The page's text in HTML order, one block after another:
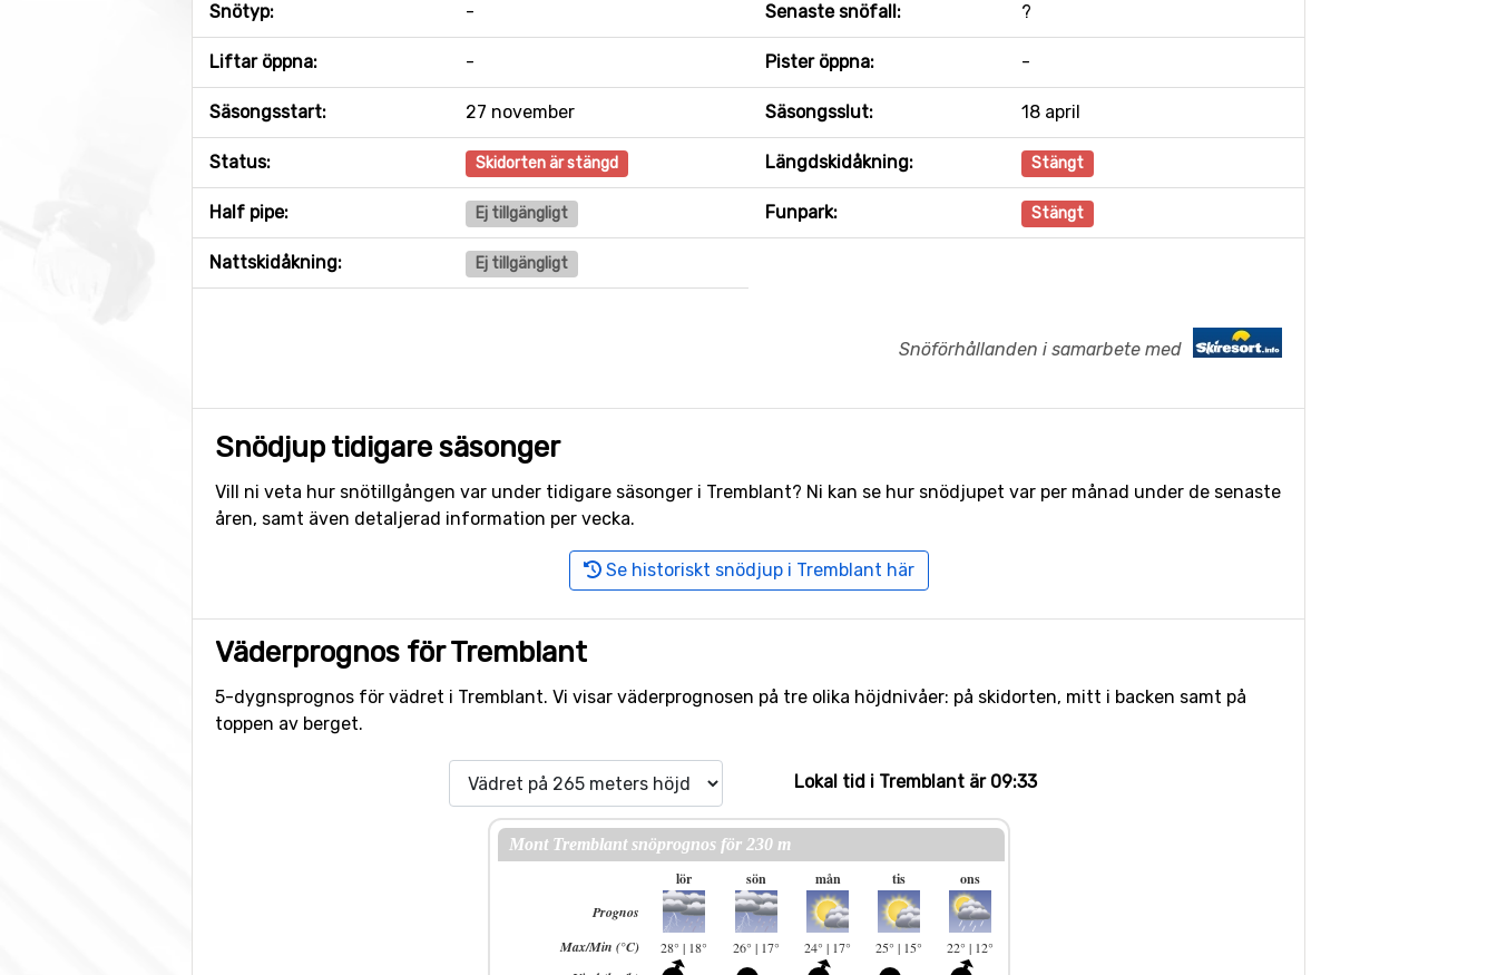
Snötyp: - Senaste snöfall: ?
Liftar öppna: - Pister öppna: -
Säsongsstart: 27 november Säsongsslut: 18 april
Status: Skidorten är stängd Längdskidåkning: Stängt
Half pipe: Ej tillgängligt Funpark: Stängt
Nattskidåkning: Ej tillgängligt
Snöförhållanden i samarbete med
Snödjup tidigare säsonger
Vill ni veta hur snötillgången var under tidigare säsonger i Tremblant? Ni kan se hur snödjupet var per månad under de senaste
åren, samt även detaljerad information per vecka.
Se historiskt snödjup i Tremblant här
Väderprognos för Tremblant
5-dygnsprognos för vädret i Tremblant. Vi visar väderprognosen på tre olika höjdnivåer: på skidorten, mitt i backen samt på
toppen av berget.
Lokal tid i Tremblant är 09:33